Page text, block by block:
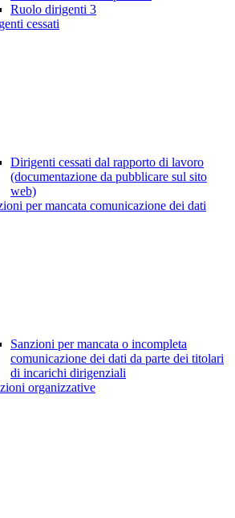
Ruolo dirigenti 3
cessati
Dirigenti cessati dal rapporto di lavoro
(documentazione da pubblicare sul sito
web)
per mancata comunicazione dei dati
Sanzioni per mancata o incompleta
comunicazione dei dati da parte dei titolari
di incarichi dirigenziali
organizzative